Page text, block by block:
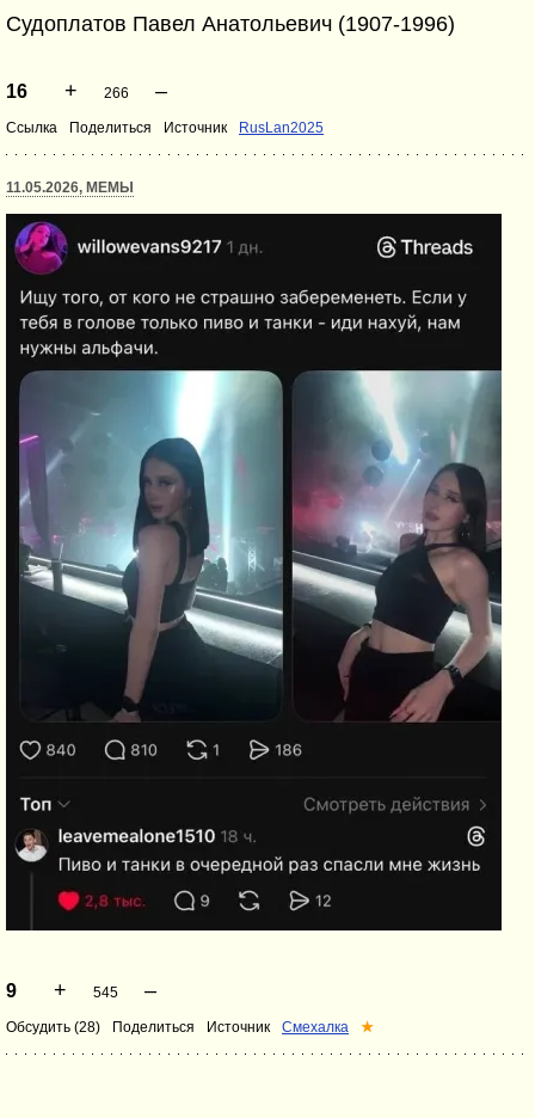
Судоплатов Павел Анатольевич (1907-1996)
16 + 266 –
Ссылка Поделиться Источник RusLan2025
11.05.2026, МЕМЫ
9 + 545 –
Обсудить (28) Поделиться Источник Смехалка ★